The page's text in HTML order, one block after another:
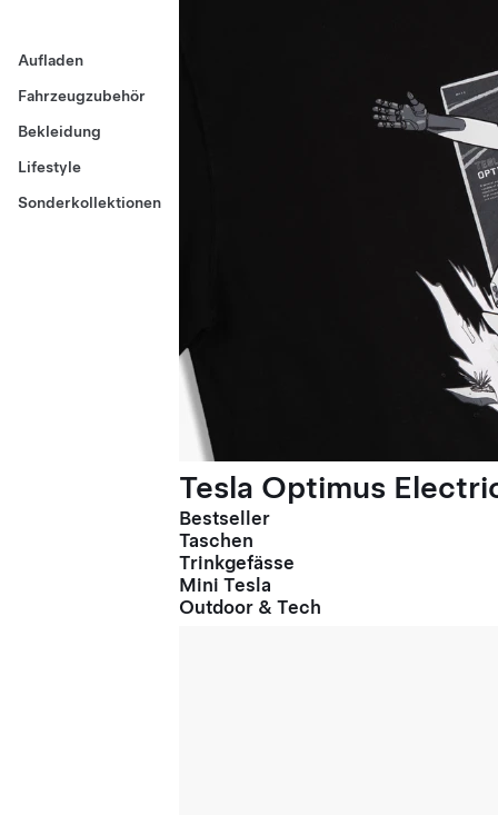
Aufladen
Fahrzeugzubehör
Bekleidung
Lifestyle
Sonderkollektionen
Tesla Optimus
Bestseller
Taschen
Trinkgefässe
Mini Tesla
Outdoor & Tech